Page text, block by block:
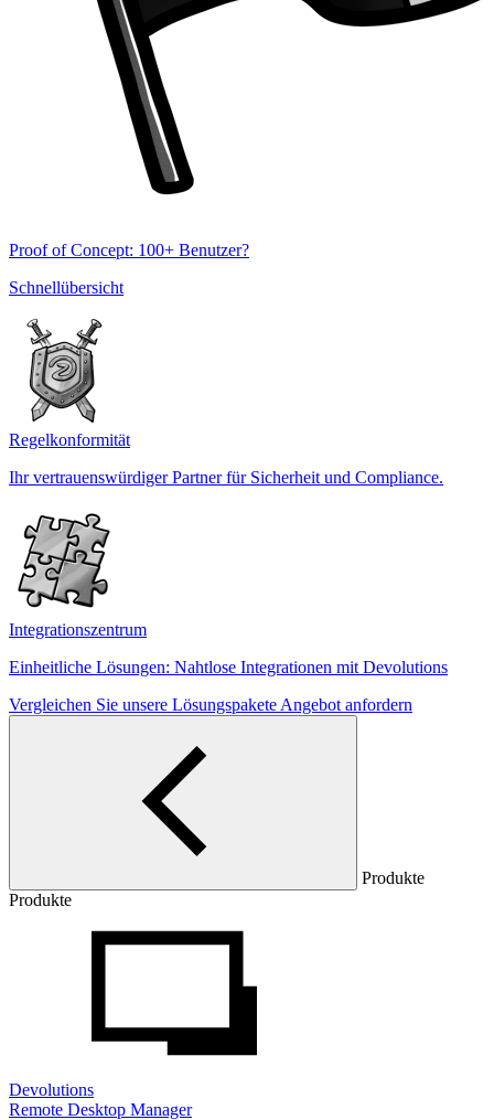
Proof of Concept: 100+ Benutzer?
Schnellübersicht
Regelkonformität
Ihr vertrauenswürdiger Partner für Sicherheit und Compliance.
Integrationszentrum
Einheitliche Lösungen: Nahtlose Integrationen mit Devolutions
Vergleichen Sie unsere Lösungspakete Angebot anfordern
Produkte
Produkte
Devolutions
Remote Desktop Manager